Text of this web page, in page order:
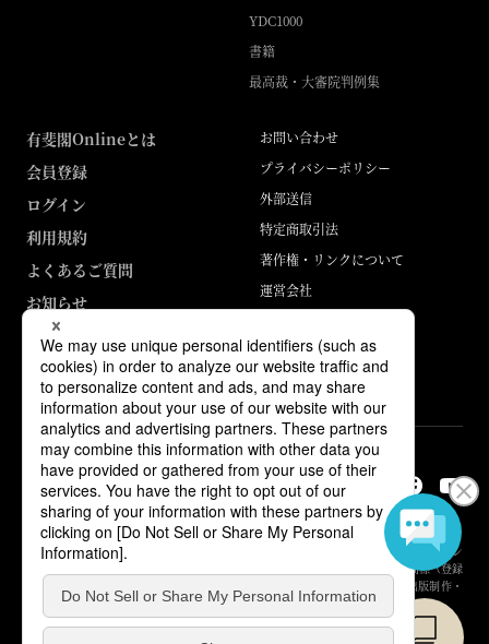
YDC1000
書籍
最高裁・大審院判例集
有斐閣Onlineとは
会員登録
ログイン
利用規約
よくあるご質問
お知らせ
お問い合わせ
プライバシーポリシー
外部送信
特定商取引法
著作権・リンクについて
運営会社
ABJマークは、この電子書店・電子書籍配信サービスが、著作権者からコン
テンツ使用許諾を得た正規版配信サービスであることを示す登録商標（登録
番号 第6091713号）です。詳しくは［ABJマーク］または［電子出版制作・
流通協議会］で検索してください。